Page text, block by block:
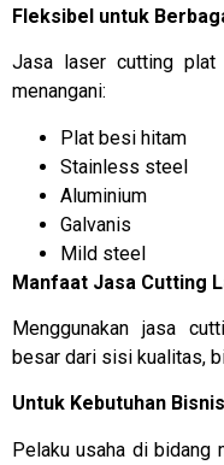
Fleksibel untuk
Jasa laser cutting plat
menangani:
Plat besi hitam
Stainless steel
Aluminium
Galvanis
Mild steel
Manfaat Jasa Cutting
Menggunakan jasa
besar dari sisi kualitas,
Untuk Kebutuhan
Pelaku usaha di bidang